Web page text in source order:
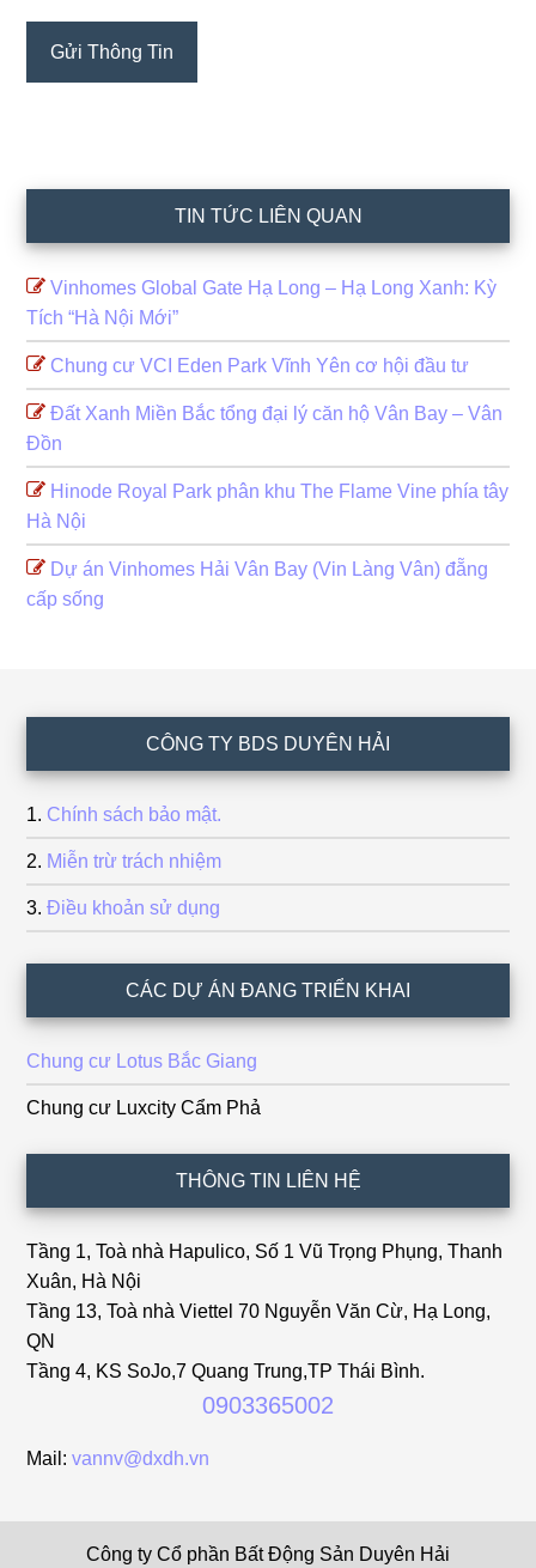
TIN TỨC LIÊN QUAN
Vinhomes Global Gate Hạ Long – Hạ Long Xanh: Kỳ
Tích “Hà Nội Mới”
Chung cư VCI Eden Park Vĩnh Yên cơ hội đầu tư
Đất Xanh Miền Bắc tổng đại lý căn hộ Vân Bay – Vân
Đồn
Hinode Royal Park phân khu The Flame Vine phía tây
Hà Nội
Dự án Vinhomes Hải Vân Bay (Vin Làng Vân) đẵng
cấp sống
CÔNG TY BDS DUYÊN HẢI
Chính sách bảo mật.
Miễn trừ trách nhiệm
Điều khoản sử dụng
CÁC DỰ ÁN ĐANG TRIỂN KHAI
Chung cư Lotus Bắc Giang
Chung cư Luxcity Cẩm Phả
THÔNG TIN LIÊN HỆ
Tầng 1, Toà nhà Hapulico, Số 1 Vũ Trọng Phụng, Thanh
Xuân, Hà Nội
Tầng 13, Toà nhà Viettel 70 Nguyễn Văn Cừ, Hạ Long,
QN
Tầng 4, KS SoJo,7 Quang Trung,TP Thái Bình.
0903365002
Mail:vannv@dxdh.vn
Công ty Cổ phần Bất Động Sản Duyên Hải